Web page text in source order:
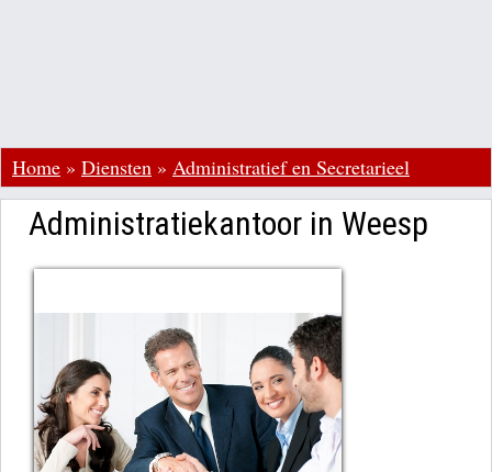
Home » Diensten » Administratief en Secretarieel
Administratiekantoor in Weesp